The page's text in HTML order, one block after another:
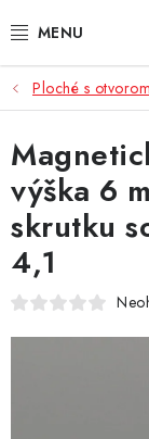
na
HLAVNÉ
MAGNETICKÉ
PRIEMYSELNÉ
OSTATNÉ
Ploché s otvorom
výška 6
skrutku
4,1